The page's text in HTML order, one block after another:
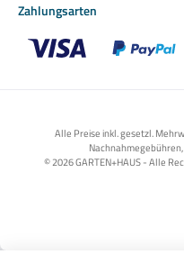
Zahlungsarten
Alle Preise inkl. gesetzl.
© 2026 GARTEN+HAUS - Alle